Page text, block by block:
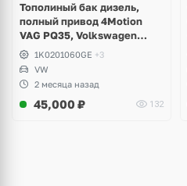
Тополиный бак дизель,
полный привод 4Motion
VAG PQ35, Volkswagen
Scirocco, Golf V, VI, Skoda
Yeti, Octavia A5, Superb,
Audi A3, Seat Altea
1K0201060GE +3
VW
2 месяца назад
45,000 ₽ 132